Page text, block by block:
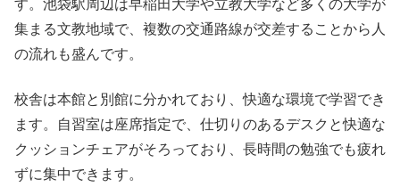
す。池袋駅周辺は早稲田大学や立教大学など多くの大学が
集まる文教地域で、複数の交通路線が交差することから人
の流れも盛んです。
校舎は本館と別館に分かれており、快適な環境で学習でき
ます。自習室は座席指定で、仕切りのあるデスクと快適な
クッションチェアがそろっており、長時間の勉強でも疲れ
ずに集中できます。